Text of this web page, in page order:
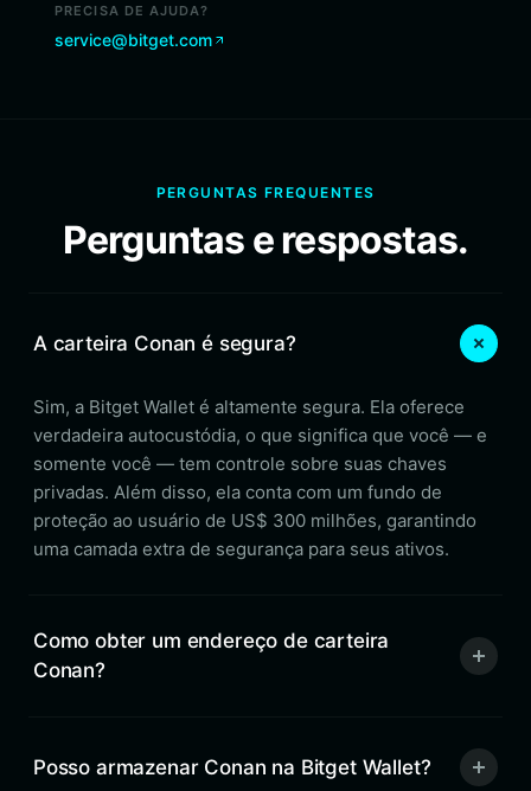
PRECISA DE AJUDA?
service@bitget.com
PERGUNTAS FREQUENTES
Perguntas e respostas.
A carteira Conan é segura?
Sim, a Bitget Wallet é altamente segura. Ela oferece
verdadeira autocustódia, o que significa que você — e
somente você — tem controle sobre suas chaves
privadas. Além disso, ela conta com um fundo de
proteção ao usuário de US$ 300 milhões, garantindo
uma camada extra de segurança para seus ativos.
Como obter um endereço de carteira
Conan?
Posso armazenar Conan na Bitget Wallet?